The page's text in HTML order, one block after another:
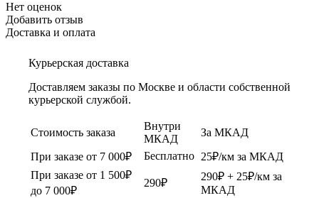
Нет оценок
Добавить отзыв
Доставка и оплата
Курьерская доставка
Доставляем заказы по Москве и области собственной
курьерской службой.
Стоимость заказа
Внутри
МКАД
За МКАД
При заказе от 7 000₽
Бесплатно 25₽/км за МКАД
При заказе от 1 500₽
до 7 000₽
290₽
290₽ + 25₽/км за
МКАД